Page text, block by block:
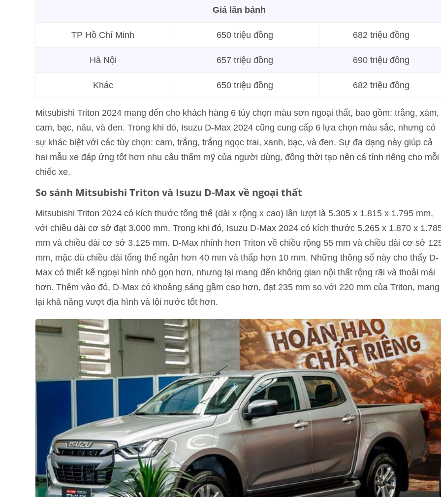
Giá lăn bánh
TP Hồ Chí Minh 650 triệu đồng 682 triệu đồng
Hà Nội 657 triệu đồng 690 triệu đồng
Khác 650 triệu đồng 682 triệu đồng
Mitsubishi Triton 2024 mang đến cho khách hàng 6 tùy chọn màu sơn ngoại thất, bao gồm: trắng, xám,
cam, bạc, nâu, và đen. Trong khi đó, Isuzu D-Max 2024 cũng cung cấp 6 lựa chọn màu sắc, nhưng có
sự khác biệt với các tùy chọn: cam, trắng, trắng ngọc trai, xanh, bạc, và đen. Sự đa dạng này giúp cả
hai mẫu xe đáp ứng tốt hơn nhu cầu thẩm mỹ của người dùng, đồng thời tạo nên cá tính riêng cho mỗi
chiếc xe.
So sánh Mitsubishi Triton và Isuzu D-Max về ngoại thất
Mitsubishi Triton 2024 có kích thước tổng thể (dài x rộng x cao) lần lượt là 5.305 x 1.815 x 1.795 mm,
với chiều dài cơ sở đạt 3.000 mm. Trong khi đó, Isuzu D-Max 2024 có kích thước 5.265 x 1.870 x
mm và chiều dài cơ sở 3.125 mm. D-Max nhỉnh hơn Triton về chiều rộng 55 mm và chiều dài cơ sở
mm, mặc dù chiều dài tổng thể ngắn hơn 40 mm và thấp hơn 10 mm. Những thông số này cho thấy D-
Max có thiết kế ngoại hình nhỏ gọn hơn, nhưng lại mang đến không gian nội thất rộng rãi và thoải mái
hơn. Thêm vào đó, D-Max có khoảng sáng gầm cao hơn, đạt 235 mm so với 220 mm của Triton, mang
lại khả năng vượt địa hình và lội nước tốt hơn.